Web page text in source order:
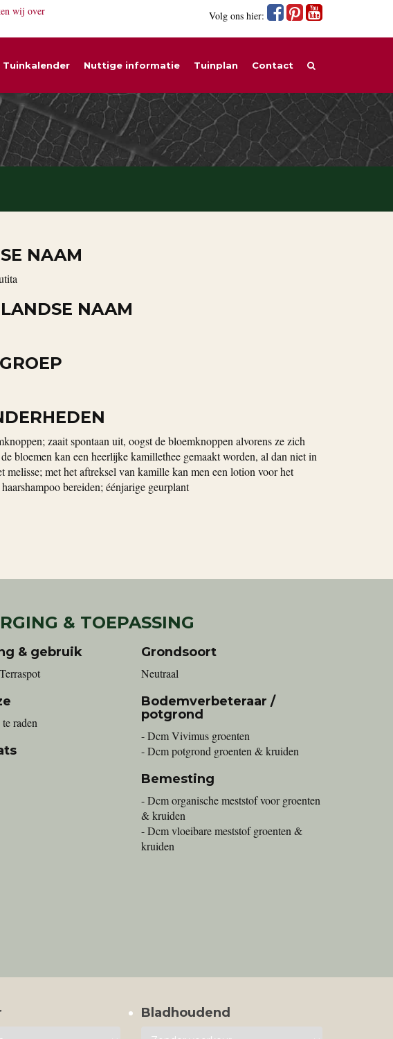
wij over
Volg ons hier:
Tuinkalender Nuttige informatie Tuinplan Contact
NAAM
NAAM
zaait spontaan uit, oogst de bloemknoppen alvorens ze zich
bloemen kan een heerlijke kamillethee gemaakt worden, al dan niet in
melisse; met het aftreksel van kamille kan men een lotion voor het
bereiden; éénjarige geurplant
& TOEPASSING
& gebruik
raden
Grondsoort
Neutraal
Bodemverbeteraar /
potgrond
- Dcm Vivimus groenten
- Dcm potgrond groenten & kruiden
Bemesting
- Dcm organische meststof voor groenten
& kruiden
- Dcm vloeibare meststof groenten &
kruiden
Bladhoudend